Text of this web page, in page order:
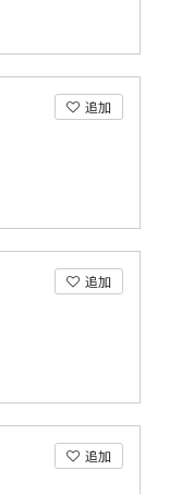
追加
追加
追加